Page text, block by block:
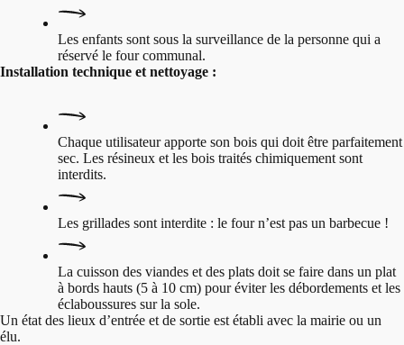
Les enfants sont sous la surveillance de la personne qui a
réservé le four communal.
Installation technique et nettoyage :
Chaque utilisateur apporte son bois qui doit être parfaitement
sec. Les résineux et les bois traités chimiquement sont
interdits.
Les grillades sont interdite : le four n’est pas un barbecue !
La cuisson des viandes et des plats doit se faire dans un plat
à bords hauts (5 à 10 cm) pour éviter les débordements et les
éclaboussures sur la sole.
Un état des lieux d’entrée et de sortie est établi avec la mairie ou un
élu.